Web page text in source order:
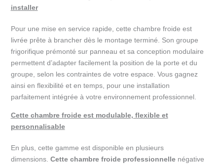
installer
Pour une mise en service rapide, cette chambre froide est
livrée prête à brancher dès le montage terminé. Son groupe
frigorifique prémonté sur panneau et sa conception modulaire
permettent d’adapter facilement la position de la porte et du
groupe, selon les contraintes de votre espace. Vous gagnez
ainsi en flexibilité et en temps, pour une installation
parfaitement intégrée à votre environnement professionnel.
Cette chambre froide est modulable, flexible et
personnalisable
En plus, cette gamme est disponible en plusieurs
dimensions. Cette chambre froide professionnellenégative